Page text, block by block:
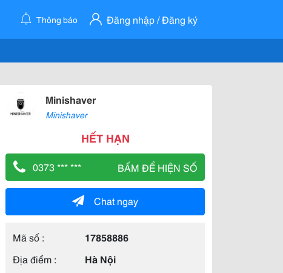
Thông báo Đăng nhập / Đăng ký
Minishaver
Minishaver
HẾT HẠN
0373 *** *** BẤM ĐỂ HIỆN SỐ
Chat ngay
Mã số :
17858886
Địa điểm :
Hà Nội